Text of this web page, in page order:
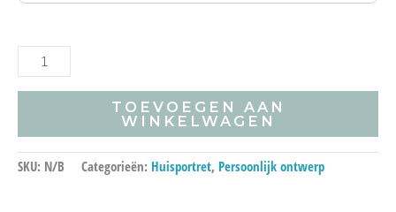
TOEVOEGEN AAN
WINKELWAGEN
SKU: N/B Categorieën: Huisportret, Persoonlijk ontwerp